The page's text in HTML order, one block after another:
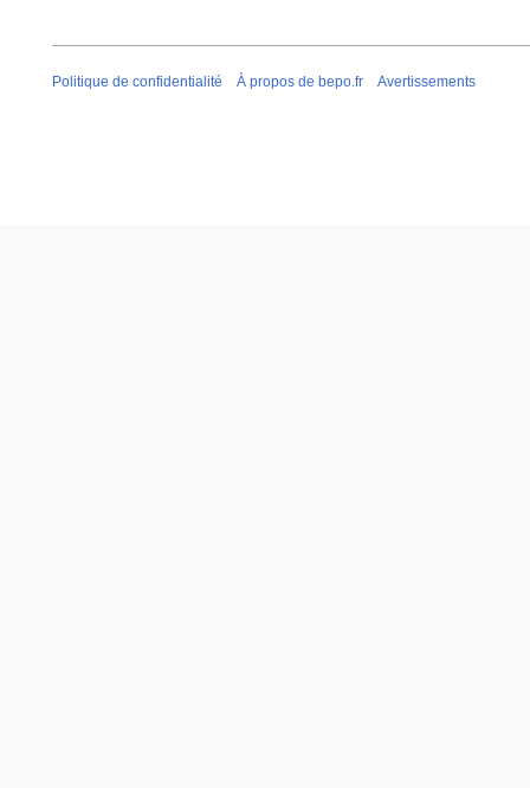
Politique de confidentialité À propos de bepo.fr Avertissements